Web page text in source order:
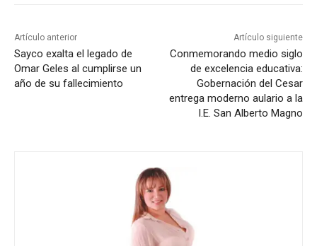
Artículo anterior
Sayco exalta el legado de
Omar Geles al cumplirse un
año de su fallecimiento
Artículo siguiente
Conmemorando medio siglo
de excelencia educativa:
Gobernación del Cesar
entrega moderno aulario a la
I.E. San Alberto Magno